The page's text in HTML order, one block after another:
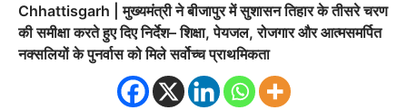
Chhattisgarh | मुख्यमंत्री ने बीजापुर में सुशासन तिहार के तीसरे चरण
की समीक्षा करते हुए दिए निर्देश– शिक्षा, पेयजल, रोजगार और आत्मसमर्पित
नक्सलियों के पुनर्वास को मिले सर्वोच्च प्राथमिकता